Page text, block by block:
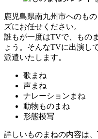
鹿児島県南九州市へのも
ズにお任せください。
誰もが一度はTVで、もの
ょう。そんなTVに出演し
派遣いたします。
歌まね
声まね
ナレーションまね
動物ものまね
形態模写
詳しいものまねの内容は